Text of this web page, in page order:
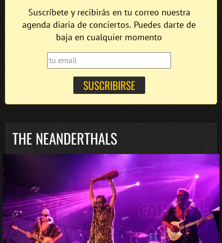
Suscríbete y recibirás en tu correo nuestra
agenda diaria de conciertos. Puedes darte de
baja en cualquier momento
THE NEANDERTHALS